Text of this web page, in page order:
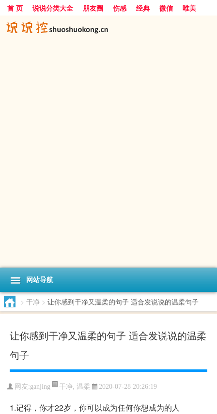
首 页 说说分类大全 朋友圈 伤感 经典 微信
唯美
励志
爱情 搞笑
网站导航
> 干净 > 让你感到干净又温柔的句子 适合发说说的温柔句子
让你感到干净又温柔的句子 适合发说说的温柔
句子
网友:ganjing 干净, 温柔 2020-07-28 20:26:19
1.记得，你才22岁，你可以成为任何你想成为的人